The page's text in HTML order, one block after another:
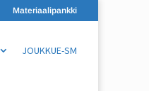
Materiaalipankki
JOUKKUE-SM